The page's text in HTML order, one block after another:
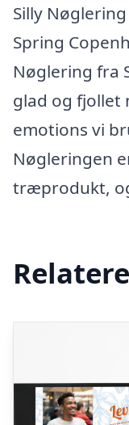
Silly
Spring
Nøglering fra
glad og fjollet
emotions vi
Nøgleringen
træprodukt,